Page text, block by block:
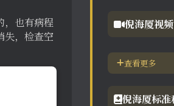
，也有病程
失，检查空
倪海厦视
【视频】倪
查看更多
倪海厦标准